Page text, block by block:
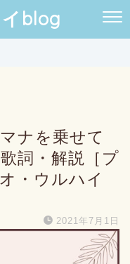
blog
ナを乗せて
詞・解説［プ
・ウルハイ
2021年7月1日